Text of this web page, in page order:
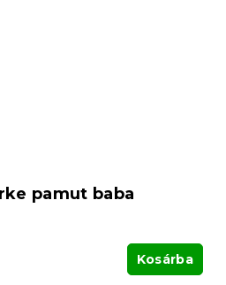
pamut baba
Kosárba